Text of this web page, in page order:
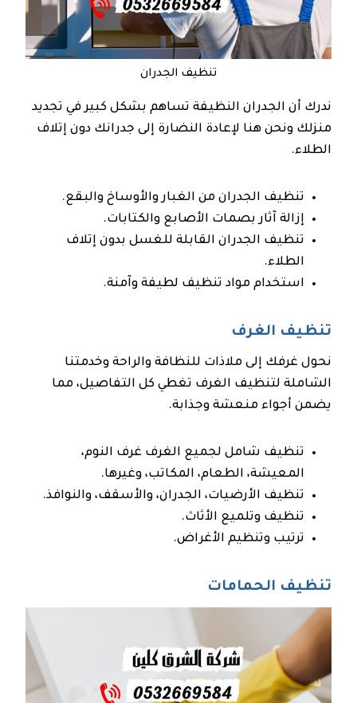
تنظيف الجدران
ندرك أن الجدران النظيفة تساهم بشكل كبير في تجديد
منزلك ونحن هنا لإعادة النضارة إلى جدرانك دون إتلاف
الطلاء.
تنظيف الجدران من الغبار والأوساخ والبقع.
إزالة آثار بصمات الأصابع والكتابات.
تنظيف الجدران القابلة للغسل بدون إتلاف
الطلاء.
استخدام مواد تنظيف لطيفة وآمنة.
تنظيف الغرف
نحول غرفك إلى ملاذات للنظافة والراحة وخدمتنا
الشاملة لتنظيف الغرف تغطي كل التفاصيل، مما
يضمن أجواء منعشة وجذابة.
تنظيف شامل لجميع الغرف غرف النوم،
المعيشة، الطعام، المكاتب، وغيرها.
تنظيف الأرضيات، الجدران، والأسقف، والنوافذ.
تنظيف وتلميع الأثاث.
ترتيب وتنظيم الأغراض.
تنظيف الحمامات